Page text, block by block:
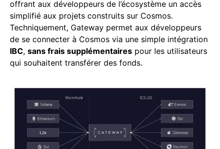
offrant aux développeurs de l’écosystème un accès
simplifié aux projets construits sur Cosmos.
Techniquement, Gateway permet aux développeurs
de se connecter à Cosmos via une simple intégration
IBC, sans frais supplémentaires pour les utilisateurs
qui souhaitent transférer des fonds.